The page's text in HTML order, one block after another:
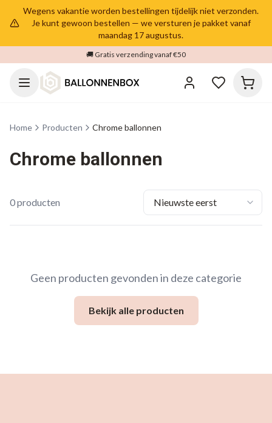
Wegens vakantie worden bestellingen tijdelijk niet verzonden.
Je kunt gewoon bestellen — we versturen je pakket vanaf
maandag 17 augustus.
🚚 Gratis verzending vanaf €50
Home Producten Chrome ballonnen
Chrome ballonnen
0producten
Geen producten gevonden in deze categorie
Bekijk alle producten